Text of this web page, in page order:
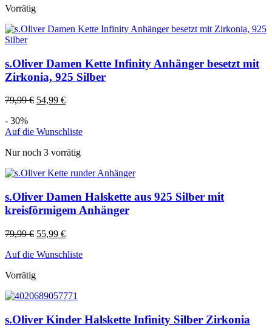
Vorrätig
s.Oliver Damen Kette Infinity Anhänger besetzt mit
Zirkonia, 925 Silber
79,99€ 54,99 €
- 30%
Auf die Wunschliste
Nur noch 3 vorrätig
s.Oliver Damen Halskette aus 925 Silber mit
kreisförmigem Anhänger
79,99€ 55,99 €
Auf die Wunschliste
Vorrätig
s.Oliver Kinder Halskette Infinity Silber Zirkonia